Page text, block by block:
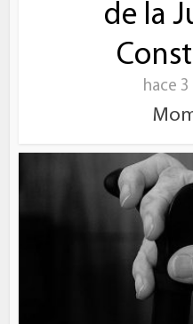
de la
hace 3